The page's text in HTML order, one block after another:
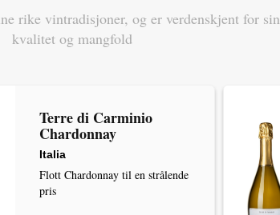
rike vintradisjoner, og er verdenskjent for sin
kvalitet og mangfold
Terre di Carminio
Chardonnay
Italia
Flott Chardonnay til en strålende
pris